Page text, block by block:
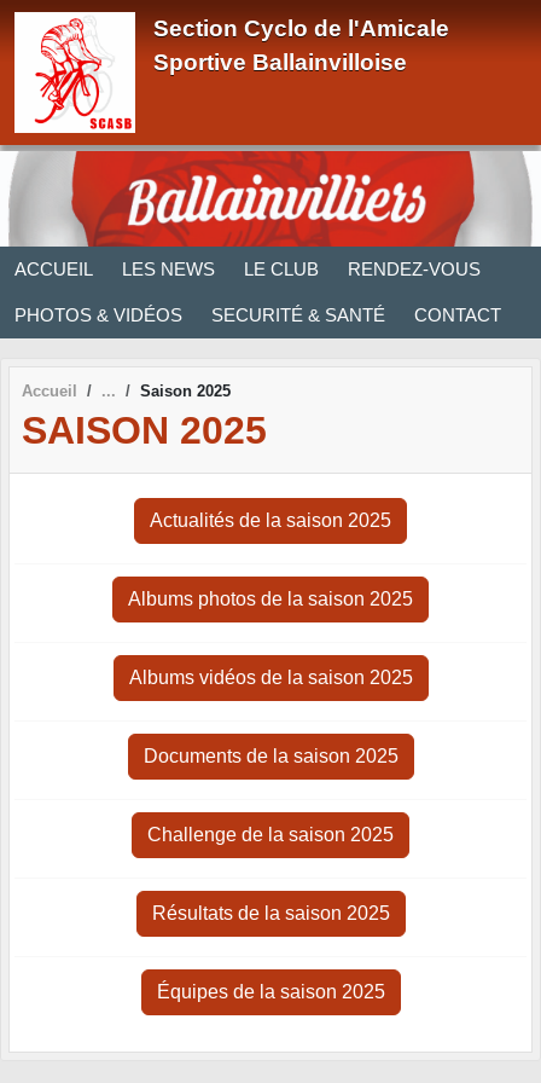
Section Cyclo de l'Amicale
Sportive Ballainvilloise
ACCUEIL LES NEWS LE CLUB RENDEZ-VOUS
PHOTOS & VIDÉOS SECURITÉ & SANTÉ CONTACT
Accueil Saison 2025
SAISON 2025
Actualités de la saison 2025
Albums photos de la saison 2025
Albums vidéos de la saison 2025
Documents de la saison 2025
Challenge de la saison 2025
Résultats de la saison 2025
Équipes de la saison 2025
Panneau de gestion des cookies